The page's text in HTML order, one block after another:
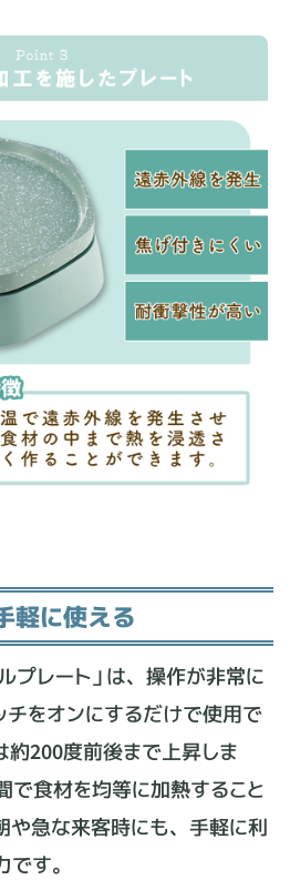
軽に使える
プレート」は、操作が非常に
チをオンにするだけで使用で
約200度前後まで上昇しま
で食材を均等に加熱すること
や急な来客時にも、手軽に利
す。